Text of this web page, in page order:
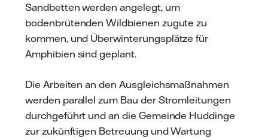
Sandbetten werden angelegt, um
bodenbrütenden Wildbienen zugute zu
kommen, und Überwinterungsplätze für
Amphibien sind geplant.
Die Arbeiten an den Ausgleichsmaßnahmen
werden parallel zum Bau der Stromleitungen
durchgeführt und an die Gemeinde Huddinge
zur zukünftigen Betreuung und Wartung